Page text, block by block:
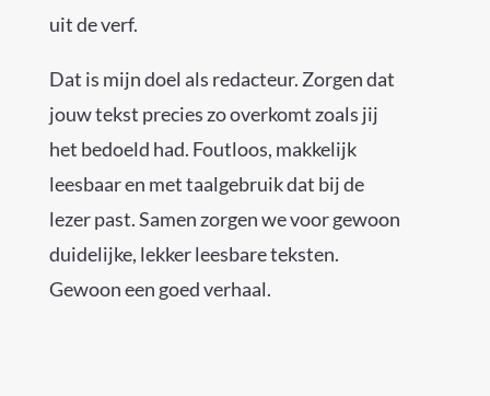
uit de verf.
Dat is mijn doel als redacteur. Zorgen dat
jouw tekst precies zo overkomt zoals jij
het bedoeld had. Foutloos, makkelijk
leesbaar en met taalgebruik dat bij de
lezer past. Samen zorgen we voor gewoon
duidelijke, lekker leesbare teksten.
Gewoon een goed verhaal.